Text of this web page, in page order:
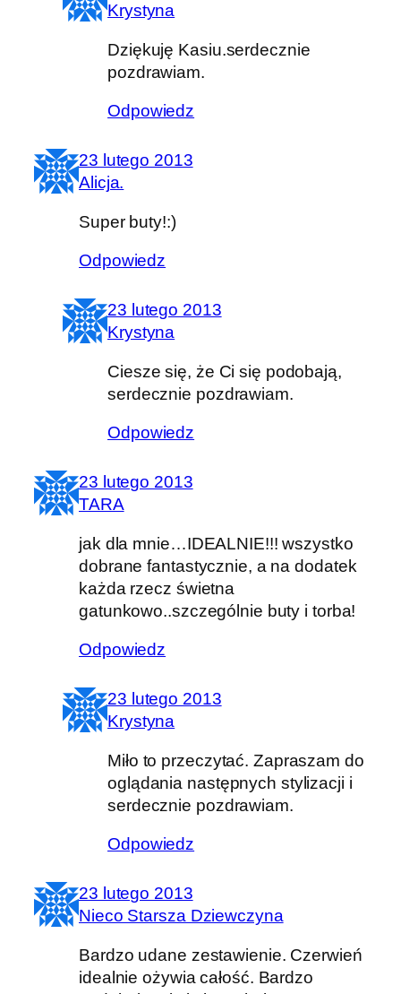
Krystyna
Dziękuję Kasiu.serdecznie
pozdrawiam.
Odpowiedz
23 lutego 2013
Alicja.
Super buty!:)
Odpowiedz
23 lutego 2013
Krystyna
Ciesze się, że Ci się podobają,
serdecznie pozdrawiam.
Odpowiedz
23 lutego 2013
TARA
jak dla mnie…IDEALNIE!!! wszystko
dobrane fantastycznie, a na dodatek
każda rzecz świetna
gatunkowo..szczególnie buty i torba!
Odpowiedz
23 lutego 2013
Krystyna
Miło to przeczytać. Zapraszam do
oglądania następnych stylizacji i
serdecznie pozdrawiam.
Odpowiedz
23 lutego 2013
Nieco Starsza Dziewczyna
Bardzo udane zestawienie. Czerwień
idealnie ożywia całość. Bardzo